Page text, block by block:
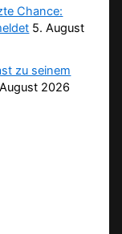
Chance:
5. August
zu seinem
2026